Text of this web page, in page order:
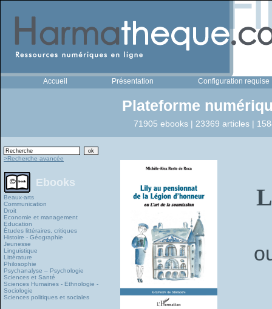
Accueil Présentation Configuration requise
Plateforme
71905 ebooks | 23369 articles |
>Recherche avancée
Ebooks
Beaux-arts
Communication
Droit
Economie et management
Education
Études littéraires, critiques
Histoire - Géographie
Jeunesse
Linguistique
Littérature
Philosophie
Psychanalyse – Psychologie
Sciences et Santé
Sciences Humaines - Ethnologie -
Sociologie
Sciences politiques et sociales